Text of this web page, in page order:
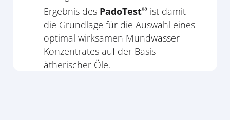
Ergebnis des PadoTest® ist damit
die Grundlage für die Auswahl eines
optimal wirksamen Mundwasser-
Konzentrates auf der Basis
ätherischer Öle.